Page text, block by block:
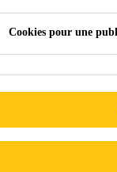
Sika Accessoires
améliorer
en
Cookies pour une